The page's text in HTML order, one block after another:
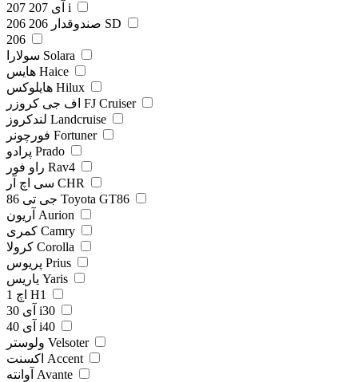
207 آی 207 i
206 صندوقدار 206 SD
206
سولارا Solara
هایس Haice
هایلوکس Hilux
اف جی کروزر FJ Cruiser
لندکروز Landcruise
فورچونر Fortuner
پرادو Prado
راو فور Rav4
سی اچ آر CHR
جی تی 86 Toyota GT86
آریون Aurion
کمری Camry
کرولا Corolla
پریوس Prius
یاریس Yaris
اچ 1 H1
آی 30 i30
آی 40 i40
ولوستر Velsoter
اکسنت Accent
آوانته Avante